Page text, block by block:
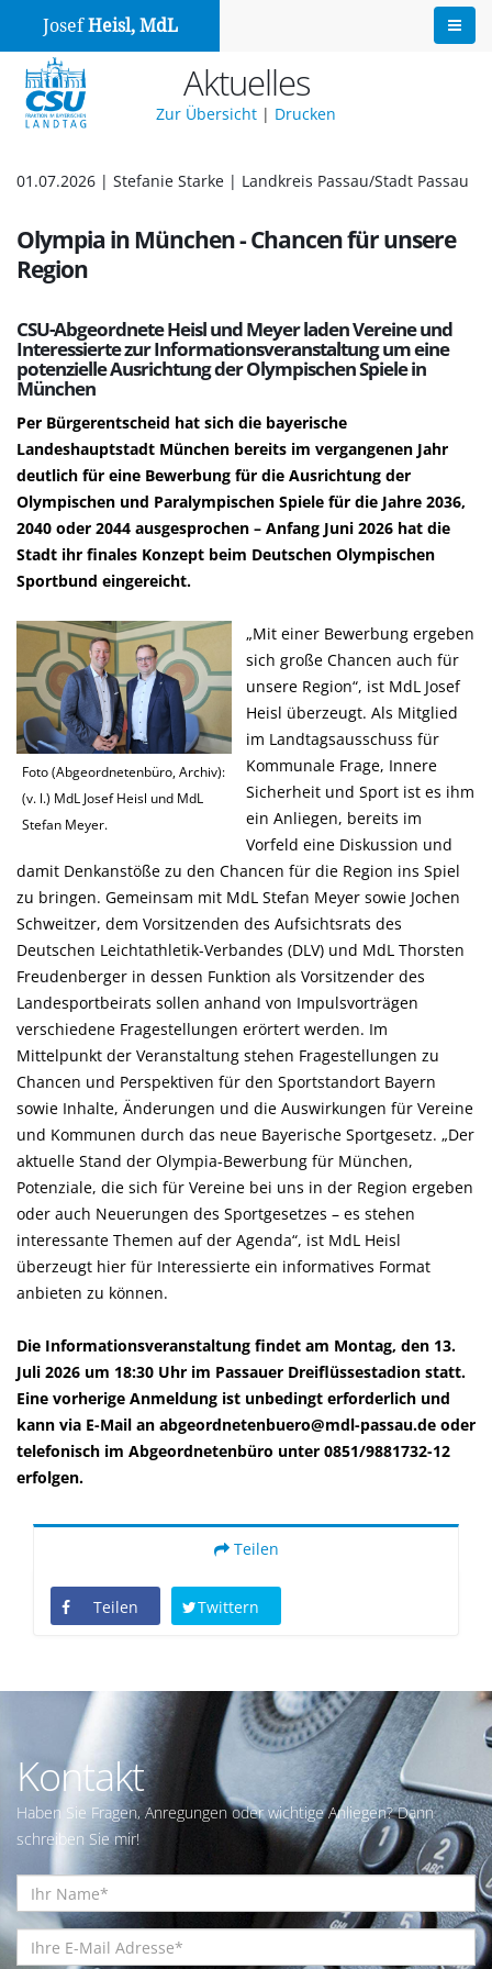
JosefHeisl, MdL
Aktuelles
Zur Übersicht | Drucken
01.07.2026 | Stefanie Starke | Landkreis Passau/Stadt Passau
Olympia in München - Chancen für unsere
Region
CSU-Abgeordnete Heisl und Meyer laden Vereine und
Interessierte zur Informationsveranstaltung um eine
potenzielle Ausrichtung der Olympischen Spiele in
München
Per Bürgerentscheid hat sich die bayerische
Landeshauptstadt München bereits im vergangenen Jahr
deutlich für eine Bewerbung für die Ausrichtung der
Olympischen und Paralympischen Spiele für die Jahre 2036,
2040 oder 2044 ausgesprochen – Anfang Juni 2026 hat die
Stadt ihr finales Konzept beim Deutschen Olympischen
Sportbund eingereicht.
Foto (Abgeordnetenbüro, Archiv):
(v. l.) MdL Josef Heisl und MdL
Stefan Meyer.
Mit einer Bewerbung ergeben
sich große Chancen auch für
unsere Region“, ist MdL Josef
Heisl überzeugt. Als Mitglied
im Landtagsausschuss für
Kommunale Frage, Innere
Sicherheit und Sport ist es ihm
ein Anliegen, bereits im
Vorfeld eine Diskussion und
damit Denkanstöße zu den Chancen für die Region ins Spiel
zu bringen. Gemeinsam mit MdL Stefan Meyer sowie Jochen
Schweitzer, dem Vorsitzenden des Aufsichtsrats des
Deutschen Leichtathletik-Verbandes (DLV) und MdL Thorsten
Freudenberger in dessen Funktion als Vorsitzender des
Landesportbeirats sollen anhand von Impulsvorträgen
verschiedene Fragestellungen erörtert werden. Im
Mittelpunkt der Veranstaltung stehen Fragestellungen zu
Chancen und Perspektiven für den Sportstandort Bayern
sowie Inhalte, Änderungen und die Auswirkungen für Vereine
und Kommunen durch das neue Bayerische Sportgesetz. „Der
aktuelle Stand der Olympia-Bewerbung für München,
Potenziale, die sich für Vereine bei uns in der Region ergeben
oder auch Neuerungen des Sportgesetzes – es stehen
interessante Themen auf der Agenda“, ist MdL Heisl
überzeugt hier für Interessierte ein informatives Format
anbieten zu können.
Die Informationsveranstaltung findet am Montag, den 13.
Juli 2026 um 18:30 Uhr im Passauer Dreiflüssestadion statt.
Eine vorherige Anmeldung ist unbedingt erforderlich und
kann via E-Mail an abgeordnetenbuero@mdl-passau.de oder
telefonisch im Abgeordnetenbüro unter 0851/9881732-12
erfolgen.
Teilen
Teilen Twittern
Kontakt
Haben Sie Fragen, Anregungen oder wichtige Anliegen? Dann
schreiben Sie mir!